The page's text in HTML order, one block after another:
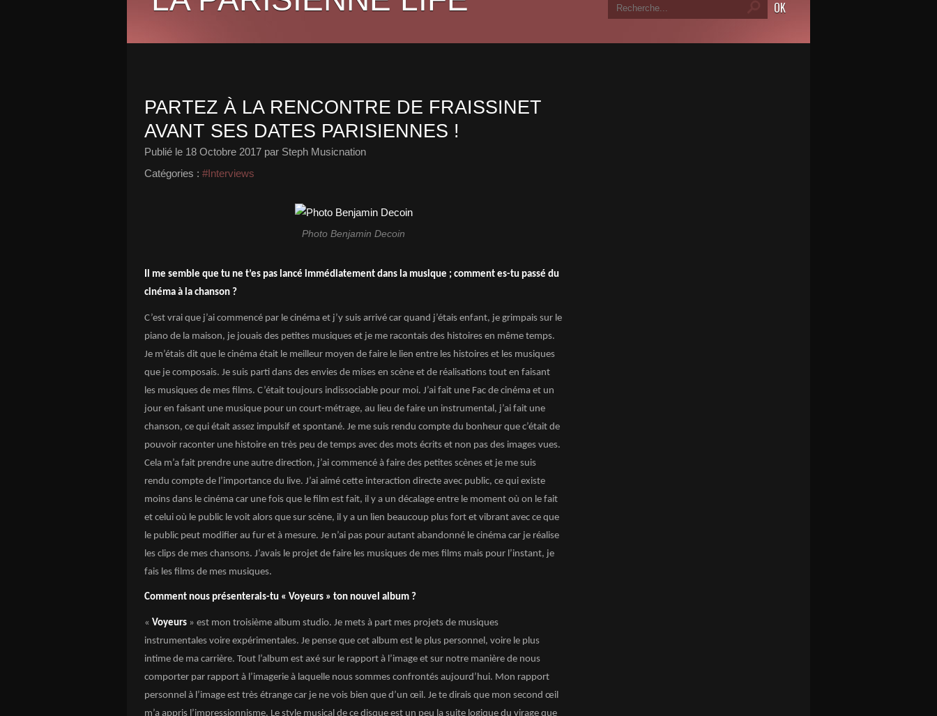
PARTEZ À LA RENCONTRE DE FRAISSINET
AVANT SES DATES PARISIENNES !
Publié le 18 Octobre 2017 par Steph Musicnation
Catégories : #Interviews
Photo Benjamin Decoin
Il me semble que tu ne t’es pas lancé immédiatement dans la musique ; comment es-tu passé du
cinéma à la chanson ?
C’est vrai que j’ai commencé par le cinéma et j’y suis arrivé car quand j’étais enfant, je grimpais sur le
piano de la maison, je jouais des petites musiques et je me racontais des histoires en même temps.
Je m’étais dit que le cinéma était le meilleur moyen de faire le lien entre les histoires et les musiques
que je composais. Je suis parti dans des envies de mises en scène et de réalisations tout en faisant
les musiques de mes films. C’était toujours indissociable pour moi. J’ai fait une Fac de cinéma et un
jour en faisant une musique pour un court-métrage, au lieu de faire un instrumental, j’ai fait une
chanson, ce qui était assez impulsif et spontané. Je me suis rendu compte du bonheur que c’était de
pouvoir raconter une histoire en très peu de temps avec des mots écrits et non pas des images vues.
Cela m’a fait prendre une autre direction, j’ai commencé à faire des petites scènes et je me suis
rendu compte de l’importance du live. J’ai aimé cette interaction directe avec public, ce qui existe
moins dans le cinéma car une fois que le film est fait, il y a un décalage entre le moment où on le fait
et celui où le public le voit alors que sur scène, il y a un lien beaucoup plus fort et vibrant avec ce que
le public peut modifier au fur et à mesure. Je n’ai pas pour autant abandonné le cinéma car je réalise
les clips de mes chansons. J’avais le projet de faire les musiques de mes films mais pour l’instant, je
fais les films de mes musiques.
Comment nous présenterais-tu « Voyeurs » ton nouvel album ?
« Voyeurs » est mon troisième album studio. Je mets à part mes projets de musiques
instrumentales voire expérimentales. Je pense que cet album est le plus personnel, voire le plus
intime de ma carrière. Tout l’album est axé sur le rapport à l’image et sur notre manière de nous
comporter par rapport à l’imagerie à laquelle nous sommes confrontés aujourd’hui. Mon rapport
personnel à l’image est très étrange car je ne vois bien que d’un œil. Je te dirais que mon second œil
m’a appris l’impressionnisme. Le style musical de ce disque est un peu la suite logique du virage que